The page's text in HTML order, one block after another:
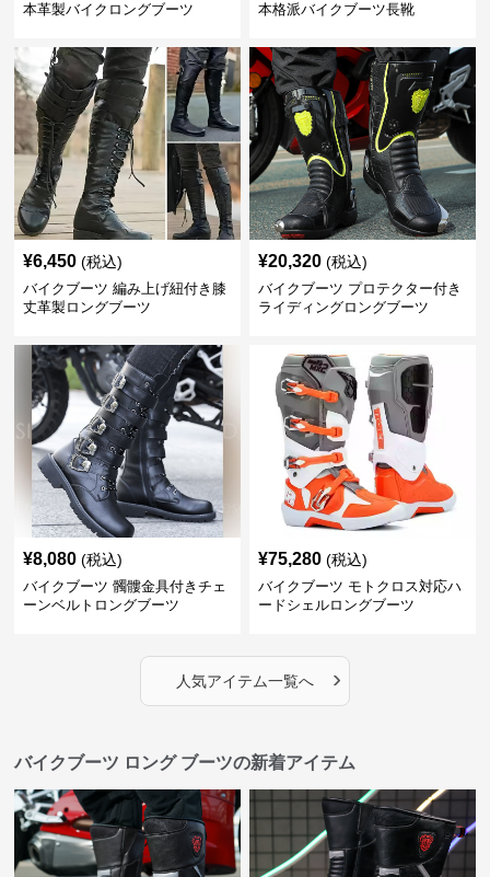
本革製バイクロングブーツ
本格派バイクブーツ長靴
¥6,450 (税込)
バイクブーツ 編み上げ紐付き膝
丈革製ロングブーツ
¥20,320 (税込)
バイクブーツ プロテクター付き
ライディングロングブーツ
¥8,080 (税込)
バイクブーツ 髑髏金具付きチェ
ーンベルトロングブーツ
¥75,280 (税込)
バイクブーツ モトクロス対応ハ
ードシェルロングブーツ
人気アイテム一覧へ ›
バイクブーツ ロング ブーツの新着アイテム